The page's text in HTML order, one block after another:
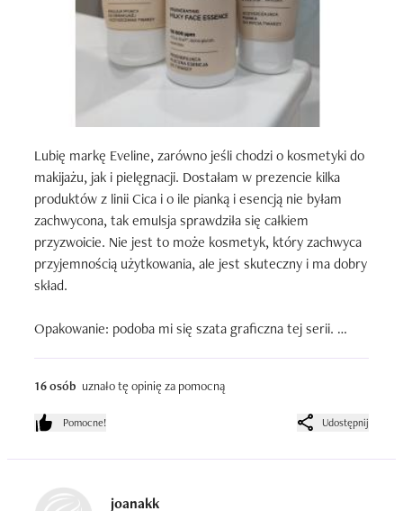
Lubię markę Eveline, zarówno jeśli chodzi o kosmetyki do
makijażu, jak i pielęgnacji. Dostałam w prezencie kilka
produktów z linii Cica i o ile pianką i esencją nie byłam
zachwycona, tak emulsja sprawdziła się całkiem
przyzwoicie. Nie jest to może kosmetyk, który zachwyca
przyjemnością użytkowania, ale jest skuteczny i ma dobry
skład.
Opakowanie: podoba mi się szata graficzna tej serii.
sklepowych półkach i w łazience, do tego wygląda
elegancko i schludnie. Dla mnie super :) W kwestii
technicznej też jest ok - wygodna tuba z miękkiego
plastiku. Wszystko prawidłowo się dozuje i nie zapycha.
Zapach: o ile esencja i pianka nie pachniały zbyt ładnie,
16 osób uznało tę opinię za pomocną
Pomocne! Udostępnij
joanakk